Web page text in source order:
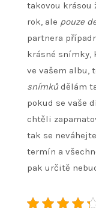
takovou krásou
rok, ale pouze
partnera
krásné snímky,
ve vašem albu,
snímkůdělám
pokud se vaše
chtěli
tak se
termín a
pak určitě